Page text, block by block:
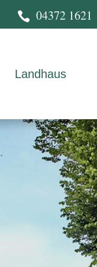
 04372 1621
Landhaus